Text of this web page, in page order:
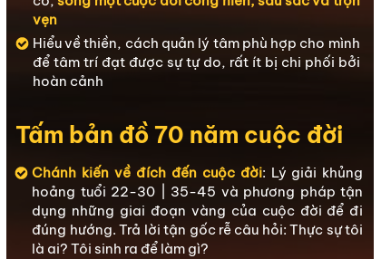
vẹn
Hiểu về thiền, cách quản lý tâm phù hợp cho mình
để tâm trí đạt được sự tự do, rất ít bị chi phối bởi
hoàn cảnh
Chánh kiến về đích đến cuộc đời: Lý giải khủng
hoảng tuổi 22-30 | 35-45 và phương pháp tận
dụng những giai đoạn vàng của cuộc đời để đi
đúng hướng. Trả lời tận gốc rễ câu hỏi: Thực sự tôi
là ai? Tôi sinh ra để làm gì?
Tấm bản đồ 70 năm cuộc đời